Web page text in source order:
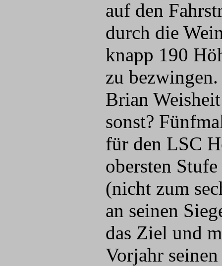
auf den
durch die
knapp 190
zu bezwingen.
Brian
sonst?
für den LSC
obersten
(nicht zum
an seinen
das Ziel und
Vorjahr